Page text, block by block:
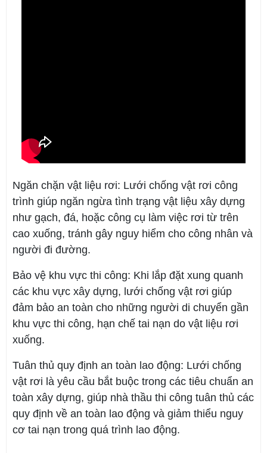
Ngăn chặn vật liệu rơi: Lưới chống vật rơi công
trình giúp ngăn ngừa tình trạng vật liệu xây dựng
như gạch, đá, hoặc công cụ làm việc rơi từ trên
cao xuống, tránh gây nguy hiểm cho công nhân và
người đi đường.
Bảo vệ khu vực thi công: Khi lắp đặt xung quanh
các khu vực xây dựng, lưới chống vật rơi giúp
đảm bảo an toàn cho những người di chuyển gần
khu vực thi công, hạn chế tai nạn do vật liệu rơi
xuống.
Tuân thủ quy định an toàn lao động: Lưới chống
vật rơi là yêu cầu bắt buộc trong các tiêu chuẩn an
toàn xây dựng, giúp nhà thầu thi công tuân thủ các
quy định về an toàn lao động và giảm thiểu nguy
cơ tai nạn trong quá trình lao động.